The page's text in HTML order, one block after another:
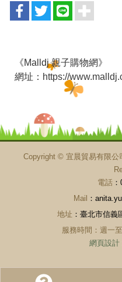
《Malldj 親子購物網》
網址： https://
Copyright © 宜晨貿易有限公
電話
Mail ：
地址 ：臺北市信義
服務時間：週一
網頁設計